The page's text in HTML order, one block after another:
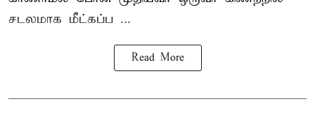
சடலமாக மீட்கப்ப ...
Read More